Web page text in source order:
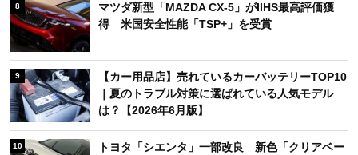
8
マツダ新型「MAZDA CX-5」がIIHS最高評価獲
得 米国安全性能「TSP+」を受賞
9
【カー用品店】売れているカーバッテリーTOP10
｜夏のトラブル対策に選ばれている人気モデル
は？【2026年6月版】
10
トヨタ「シエンタ」一部改良 新色「クリアベー